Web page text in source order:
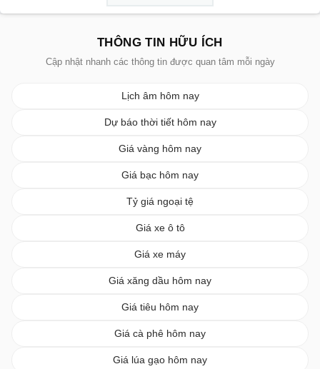
THÔNG TIN HỮU ÍCH
Cập nhật nhanh các thông tin được quan tâm mỗi ngày
Lịch âm hôm nay
Dự báo thời tiết hôm nay
Giá vàng hôm nay
Giá bạc hôm nay
Tỷ giá ngoại tệ
Giá xe ô tô
Giá xe máy
Giá xăng dầu hôm nay
Giá tiêu hôm nay
Giá cà phê hôm nay
Giá lúa gạo hôm nay